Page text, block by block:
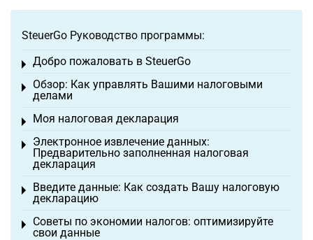
SteuerGo Руководство программы:
Добро пожаловать в SteuerGo
Toggle menu
Обзор: Как управлять Вашими налоговыми
делами
Toggle menu
Моя налоговая декларация
Toggle menu
Электронное извлечение данных:
Предварительно заполненная налоговая
декларация
Toggle menu
Введите данные: Как создать Вашу налоговую
декларацию
Toggle menu
Советы по экономии налогов: оптимизируйте
свои данные
Toggle menu